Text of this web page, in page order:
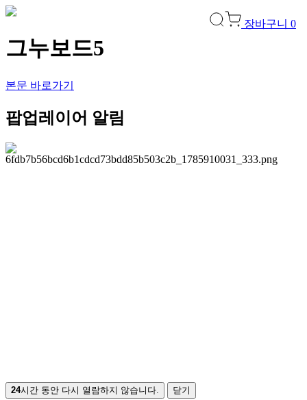
그누보드5
본문 바로가기
팝업레이어 알림
24시간 동안 다시 열람하지 않습니다. 닫기
장바구니 0